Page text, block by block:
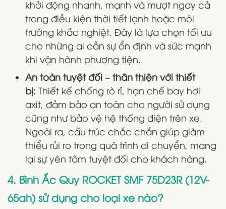
khởi động nhanh, mạnh và mượt ngay cả
trong điều kiện thời tiết lạnh hoặc môi
trường khắc nghiệt. Đây là lựa chọn tối ưu
cho những ai cần sự ổn định và sức mạnh
khi vận hành phương tiện.
An toàn tuyệt đối – thân thiện với thiết
bị: Thiết kế chống rò rỉ, hạn chế bay hơi
axit, đảm bảo an toàn cho người sử dụng
cũng như bảo vệ hệ thống điện trên xe.
Ngoài ra, cấu trúc chắc chắn giúp giảm
thiểu rủi ro trong quá trình di chuyển, mang
lại sự yên tâm tuyệt đối cho khách hàng.
4. Bình Ắc Quy ROCKET SMF 75D23R (12V-
65ah) sử dụng cho loại xe nào?